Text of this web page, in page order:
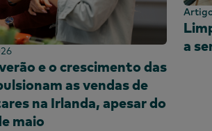
e o crescimento das
as vendas de
na Irlanda, apesar do
maio
a